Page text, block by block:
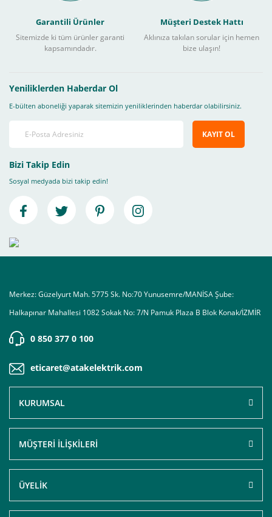
Garantili Ürünler
Sitemizde ki tüm ürünler garanti
kapsamındadır.
Müşteri Destek Hattı
Aklınıza takılan sorular için hemen
bize ulaşın!
Yeniliklerden Haberdar Ol
E-bülten aboneliği yaparak sitemizin yeniliklerinden haberdar olabilirsiniz.
KAYIT OL
Bizi Takip Edin
Sosyal medyada bizi takip edin!
Merkez: Güzelyurt Mah. 5775 Sk. No:70 Yunusemre/MANİSA Şube:
Halkapınar Mahallesi 1082 Sokak No: 7/N Pamuk Plaza B Blok Konak/İZMİR
0 850 377 0 100
eticaret@atakelektrik.com
KURUMSAL
MÜŞTERİ İLİŞKİLERİ
ÜYELİK